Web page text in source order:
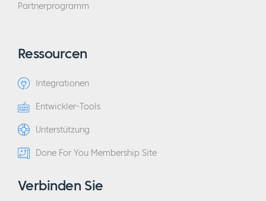
Partnerprogramm
Ressourcen
Integrationen
Entwickler-Tools
Unterstützung
Done For You Membership Site
Verbinden Sie